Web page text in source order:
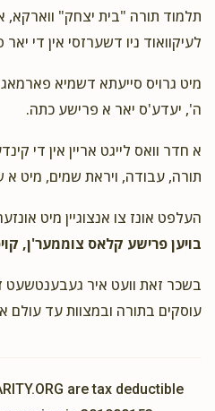
$3,600.00
תמכין
$18,000.00
תלמוד תורה "בית יצחק" ווארקא,
לעיקוואוד ניו דשערזסי אין די
מיט גרויס סייעתא דשמיא
ה', יעדע'ס יאר א פרישע כתה.
א חדר וואס לייגט אריין אין די
תורה, עבודה, ויראת שמים, מיט א
העלפט אונז צו אנצוגיין מיט
בויען פרישע קלאס צוממער'ן,
בשכר זאת וועט איר געבענטשעט
עוסקים בתורה ובמצוות עד עולם
are tax deductible